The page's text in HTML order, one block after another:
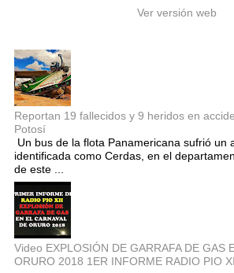
Ver versión web
Reportan 19 fallecidos y 9 heridos en
Potosí
Un bus de la flota Panamericana sufrió un
identificada como Cerdas, en el
de este ...
Video EXPLOSIÓN DE GARRAFA DE GAS
ORURO 2018 1ER INFORME RADIO PIO